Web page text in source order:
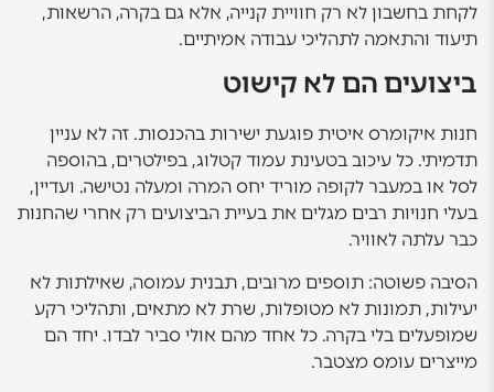
לקחת בחשבון לא רק חוויית קנייה, אלא גם בקרה, הרשאות,
תיעוד והתאמה לתהליכי עבודה אמיתיים.
ביצועים הם לא קישוט
חנות איקומרס איטית פוגעת ישירות בהכנסות. זה לא עניין
תדמיתי. כל עיכוב בטעינת עמוד קטלוג, בפילטרים, בהוספה
לסל או במעבר לקופה מוריד יחס המרה ומעלה נטישה. ועדיין,
בעלי חנויות רבים מגלים את בעיית הביצועים רק אחרי שהחנות
כבר עלתה לאוויר.
הסיבה פשוטה: תוספים מרובים, תבנית עמוסה, שאילתות לא
יעילות, תמונות לא מטופלות, שרת לא מתאים, ותהליכי רקע
שמופעלים בלי בקרה. כל אחד מהם אולי סביר לבדו. יחד הם
מייצרים עומס מצטבר.